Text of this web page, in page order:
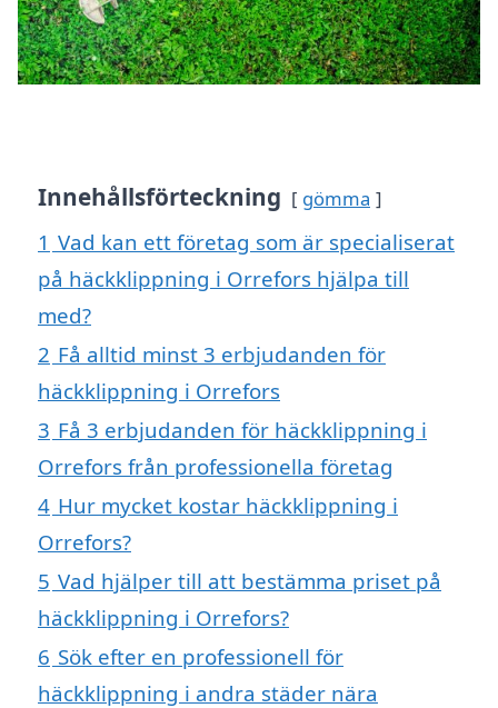
Innehållsförteckning gömma
1 Vad kan ett företag som är specialiserat
på häckklippning i Orrefors hjälpa till
med?
2 Få alltid minst 3 erbjudanden för
häckklippning i Orrefors
3 Få 3 erbjudanden för häckklippning i
Orrefors från professionella företag
4 Hur mycket kostar häckklippning i
Orrefors?
5 Vad hjälper till att bestämma priset på
häckklippning i Orrefors?
6 Sök efter en professionell för
häckklippning i andra städer nära